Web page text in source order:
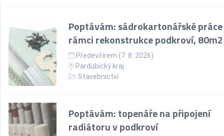
Poptávám: sádrokartonářské
rámci rekonstrukce podkroví, 80m2
Předevčírem (7. 8. 2026)
Pardubický kraj
Stavebnictví
Poptávám: topenáře na připojení
radiátoru v podkroví